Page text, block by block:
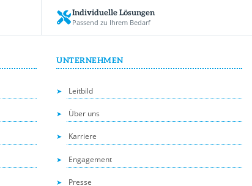
Individuelle Lösungen
Passend zu Ihrem Bedarf
UNTERNEHMEN
Leitbild
Über uns
Karriere
Engagement
Presse